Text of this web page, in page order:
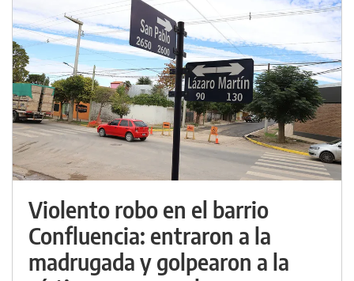
Violento robo en el barrio
Confluencia: entraron a la
madrugada y golpearon a la